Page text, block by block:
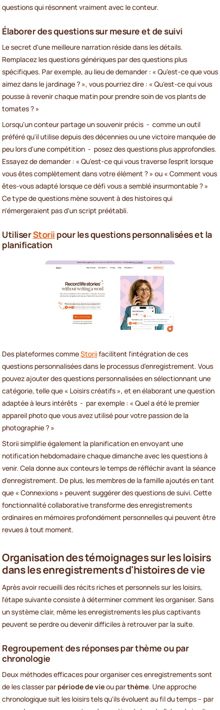
questions qui résonnent vraiment avec le conteur.
Élaborer des questions sur mesure et de suivi
Le secret d'une meilleure narration réside dans les détails.
Remplacez les questions génériques par des questions plus
spécifiques. Par exemple, au lieu de demander : « Qu'est-ce que vous
aimez dans le jardinage ? », vous pourriez dire : « Qu'est-ce qui vous
pousse à revenir chaque matin pour prendre soin de vos plants de
tomates ? »
Lorsqu'un conteur partage un souvenir précis - comme un outil
préféré qu'il utilise depuis des décennies ou une victoire manquée de
peu lors d'une compétition - posez des questions plus approfondies.
Essayez de demander : « Qu'est-ce qui vous traverse l'esprit lorsque
vous êtes complètement dans votre élément ? » ou « Comment vous
êtes-vous adapté lorsque ce défi vous a semblé insurmontable ? »
Ce type de questions mène souvent à des histoires qui
n'émergeraient pas d'un script préétabli.
UtiliserStorii pour les questions personnalisées et la
planification
Des plateformes commeStoriifacilitent l'intégration de ces
questions personnalisées dans le processus d'enregistrement. Vous
pouvez ajouter des questions personnalisées en sélectionnant une
catégorie, telle que « Loisirs créatifs », et en élaborant une question
adaptée à leurs intérêts - par exemple : « Quel a été le premier
appareil photo que vous avez utilisé pour votre passion de la
photographie ? »
Storii simplifie également la planification en envoyant une
notification hebdomadaire chaque dimanche avec les questions à
venir. Cela donne aux conteurs le temps de réfléchir avant la séance
d'enregistrement. De plus, les membres de la famille ajoutés en tant
que « Connexions » peuvent suggérer des questions de suivi. Cette
fonctionnalité collaborative transforme des enregistrements
ordinaires en mémoires profondément personnelles qui peuvent être
revues à tout moment.
Organisation des témoignages sur les loisirs
dans les enregistrements d'histoires de vie
Après avoir recueilli des récits riches et personnels sur les loisirs,
l'étape suivante consiste à déterminer comment les organiser. Sans
un système clair, même les enregistrements les plus captivants
peuvent se perdre ou devenir difficiles à retrouver par la suite.
Regroupement des réponses par thème ou par
chronologie
Deux méthodes efficaces pour organiser ces enregistrements sont
de les classer par période de vieou parthème. Une approche
chronologique suit les loisirs tels qu'ils évoluent au fil du temps – par